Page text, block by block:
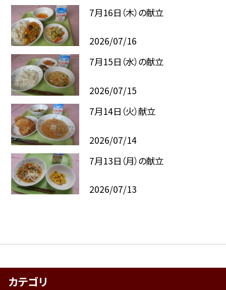
7月16日（木）の献立
2026/07/16
7月15日（水）の献立
2026/07/15
7月14日（火）献立
2026/07/14
7月13日（月）の献立
2026/07/13
カテゴリ